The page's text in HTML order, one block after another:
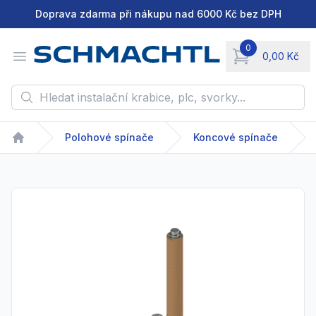
Doprava zdarma při nákupu nad 6000 Kč bez DPH
Open menu
0
0,00 Kč
items in cart,
Hledat instalační krabice, plc, svorky...
Home
Polohové spínače Koncové spínače